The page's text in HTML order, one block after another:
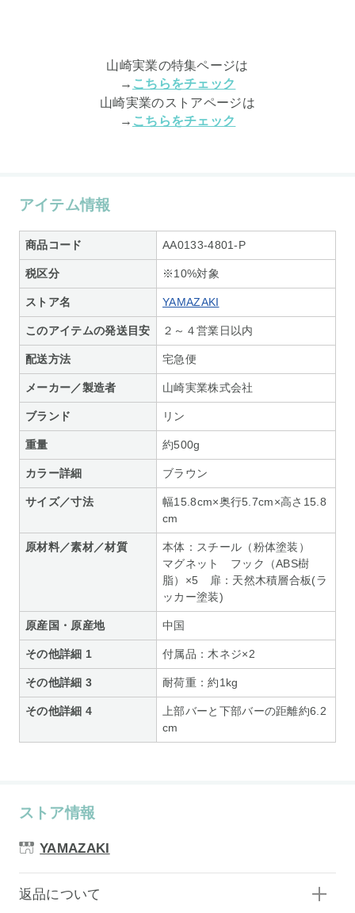
山崎実業の特集ページは
→ こちらをチェック
山崎実業のストアページは
→ こちらをチェック
アイテム情報
商品コード AA0133-4801-P
税区分 ※10%対象
ストア名 YAMAZAKI
このアイテムの発送目安 ２～４営業日以内
配送方法 宅急便
メーカー／製造者 山崎実業株式会社
ブランド リン
重量 約500g
カラー詳細 ブラウン
サイズ／寸法
幅15.8cm×奥行5.7cm×高さ15.8
cm
原材料／素材／材質
本体：スチール（粉体塗装）
マグネット フック（ABS樹
脂）×5 扉：天然木積層合板(ラ
ッカー塗装)
原産国・原産地 中国
その他詳細 1 付属品：木ネジ×2
その他詳細 3 耐荷重：約1kg
その他詳細 4
上部バーと下部バーの距離約6.2
cm
ストア情報
YAMAZAKI
返品について